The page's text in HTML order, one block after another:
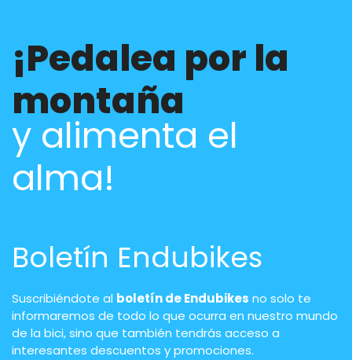
¡Pedalea por la
montaña
y alimenta el
alma!
Boletín Endubikes
Suscribiéndote al boletín de Endubikes no solo te
informaremos de todo lo que ocurra en nuestro mundo
de la bici, sino que también tendrás acceso a
interesantes descuentos y promociones.